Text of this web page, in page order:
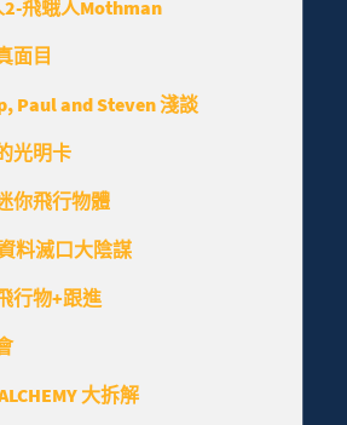
2-飛蛾人Mothman
面目
Paul and Steven 淺談
光明卡
你飛行物體
料滅口大陰謀
行物+跟進
大拆解